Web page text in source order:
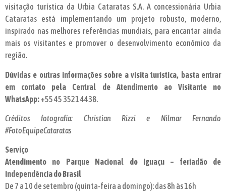
visitação turística da Urbia Cataratas S.A. A concessionária Urbia
Cataratas está implementando um projeto robusto, moderno,
inspirado nas melhores referências mundiais, para encantar ainda
mais os visitantes e promover o desenvolvimento econômico da
região.
Dúvidas e outras informações sobre a visita turística, basta entrar
em contato pela Central de Atendimento ao Visitante no
WhatsApp:+55 45 3521 4438.
Créditos fotografia: Christian Rizzi e Nilmar Fernando
#FotoEquipeCataratas
Serviço
Atendimento no Parque Nacional do Iguaçu – feriadão de
Independência do Brasil
De 7 a 10 de setembro (quinta-feira a domingo): das 8h às 16h